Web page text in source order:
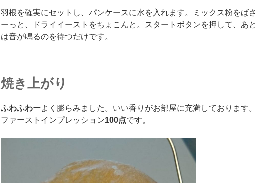
羽根を確実にセットし、パンケースに水を入れます。ミックス粉をばさ
ーっと、ドライイーストをちょこんと。スタートボタンを押して、あと
は音が鳴るのを待つだけです。
焼き上がり
ふわふわーよく膨らみました。いい香りがお部屋に充満しております。
ファーストインプレッション100点です。